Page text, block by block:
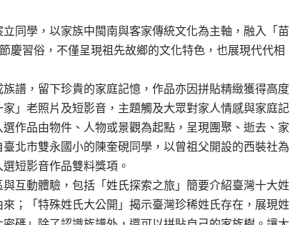
同學，以家族中閩南與客家傳統文化為主軸，融入「苗
慶習俗，不僅呈現祖先故鄉的文化特色，也展現代代相
譜，留下珍貴的家庭記憶，作品亦因拼貼精緻獲得高度
」老照片及短影音，主題觸及大眾對家人情感與家庭記
作品由物件、人物或景觀為起點，呈現團聚、逝去、家
北市雙永國小的陳奎硯同學，以曾祖父開設的西裝社為
短影音作品雙料獎項。
互動體驗，包括「姓氏探索之旅」簡要介紹臺灣十大姓
；「特殊姓氏大公開」揭示臺灣珍稀姓氏存在，展現姓